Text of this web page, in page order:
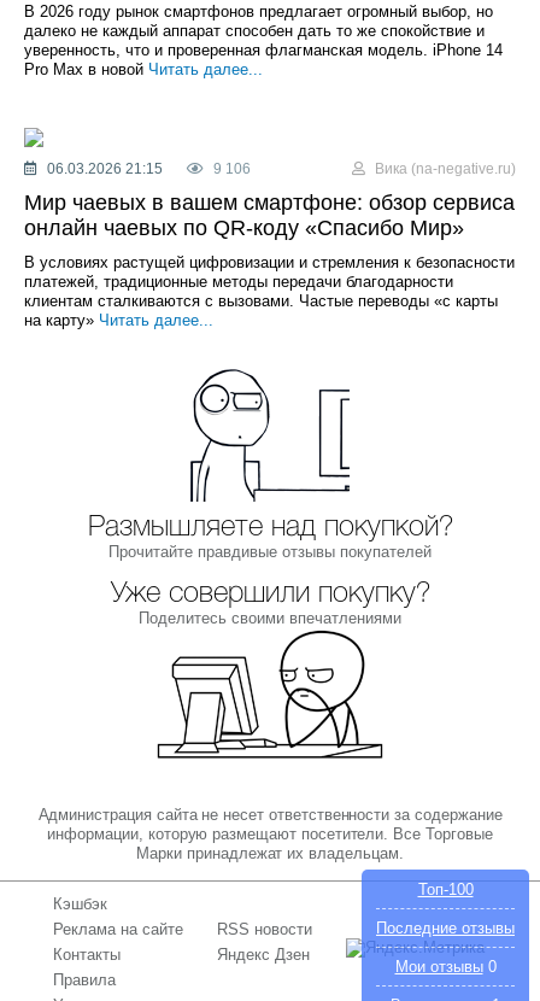
В 2026 году рынок смартфонов предлагает огромный выбор, но
далеко не каждый аппарат способен дать то же спокойствие и
уверенность, что и проверенная флагманская модель. iPhone 14
Pro Max в новой Читать далее...
06.03.2026 21:15 9 106 Вика (na-negative.ru)
Мир чаевых в вашем смартфоне: обзор сервиса
онлайн чаевых по QR-коду «Спасибо Мир»
В условиях растущей цифровизации и стремления к безопасности
платежей, традиционные методы передачи благодарности
клиентам сталкиваются с вызовами. Частые переводы «с карты
на карту» Читать далее...
Размышляете над покупкой?
Прочитайте правдивые отзывы покупателей
Уже совершили покупку?
Поделитесь своими впечатлениями
Администрация сайта не несет ответственности за содержание
информации, которую размещают посетители. Все Торговые
Марки принадлежат их владельцам.
Кэшбэк
Реклама на сайте
Контакты
Правила
RSS новости
Яндекс Дзен
Топ-100
Последние отзывы
Мои отзывы0